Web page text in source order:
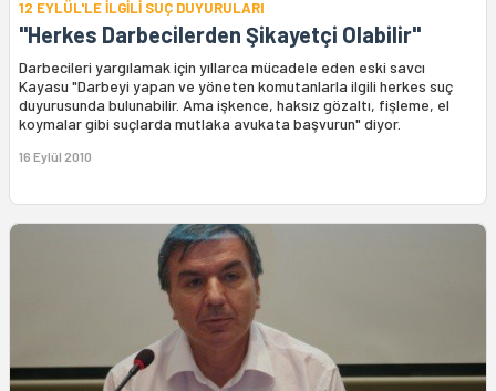
12 EYLÜL'LE İLGİLİ SUÇ DUYURULARI
"Herkes Darbecilerden Şikayetçi Olabilir"
Darbecileri yargılamak için yıllarca mücadele eden eski savcı
Kayasu "Darbeyi yapan ve yöneten komutanlarla ilgili herkes suç
duyurusunda bulunabilir. Ama işkence, haksız gözaltı, fişleme, el
koymalar gibi suçlarda mutlaka avukata başvurun" diyor.
16 Eylül 2010